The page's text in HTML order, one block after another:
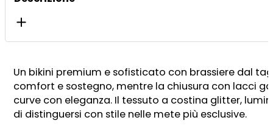
Un bikini premium e sofisticato con brassiere dal
comfort e sostegno, mentre la chiusura con lacci
curve con eleganza. Il tessuto a costina glitter,
di distinguersi con stile nelle mete più esclusive.